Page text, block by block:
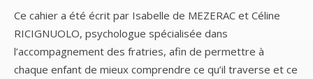
Ce cahier a été écrit par Isabelle de MEZERAC et Céline
RICIGNUOLO, psychologue spécialisée dans
l’accompagnement des fratries, afin de permettre à
chaque enfant de mieux comprendre ce qu’il traverse et ce